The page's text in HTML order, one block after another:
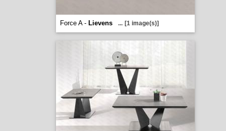
Force A - Lievens ... [1 image(s)]